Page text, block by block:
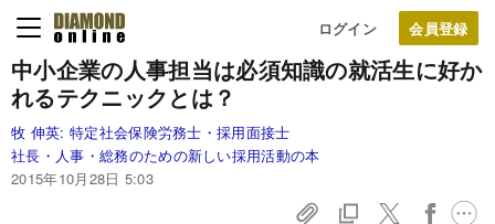
ログイン
中小企業の人事担当は必須知識の就活生に好か
れるテクニックとは？
牧 伸英: 特定社会保険労務士・採用面接士
社長・人事・総務のための新しい採用活動の本
2015年10月28日 5:03